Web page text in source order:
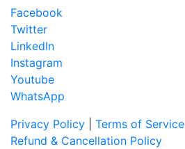
Facebook
Twitter
LinkedIn
Instagram
Youtube
WhatsApp
Privacy Policy
Terms of Service
Refund & Cancellation Policy